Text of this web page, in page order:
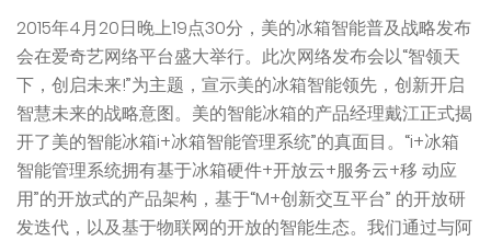
2015年4月20日晚上19点30分，美的冰箱智能普及战略发布
会在爱奇艺网络平台盛大举行。此次网络发布会以“智领天
下，创启未来!”为主题，宣示美的冰箱智能领先，创新开启
智慧未来的战略意图。美的智能冰箱的产品经理戴江正式揭
开了美的智能冰箱i+冰箱智能管理系统”的真面目。“i+冰箱
智能管理系统拥有基于冰箱硬件+开放云+服务云+移 动应
用”的开放式的产品架构，基于“M+创新交互平台” 的开放研
发迭代，以及基于物联网的开放的智能生态。我们通过与阿